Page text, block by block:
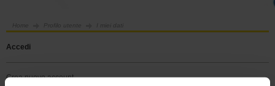
Home Profilo utente I miei dati
accedi
crea nuovo account